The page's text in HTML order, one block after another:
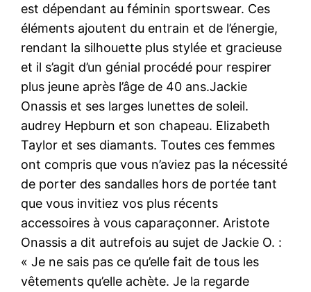
est dépendant au féminin sportswear. Ces
éléments ajoutent du entrain et de l’énergie,
rendant la silhouette plus stylée et gracieuse
et il s’agit d’un génial procédé pour respirer
plus jeune après l’âge de 40 ans.Jackie
Onassis et ses larges lunettes de soleil.
audrey Hepburn et son chapeau. Elizabeth
Taylor et ses diamants. Toutes ces femmes
ont compris que vous n’aviez pas la nécessité
de porter des sandalles hors de portée tant
que vous invitiez vos plus récents
accessoires à vous caparaçonner. Aristote
Onassis a dit autrefois au sujet de Jackie O. :
« Je ne sais pas ce qu’elle fait de tous les
vêtements qu’elle achète. Je la regarde